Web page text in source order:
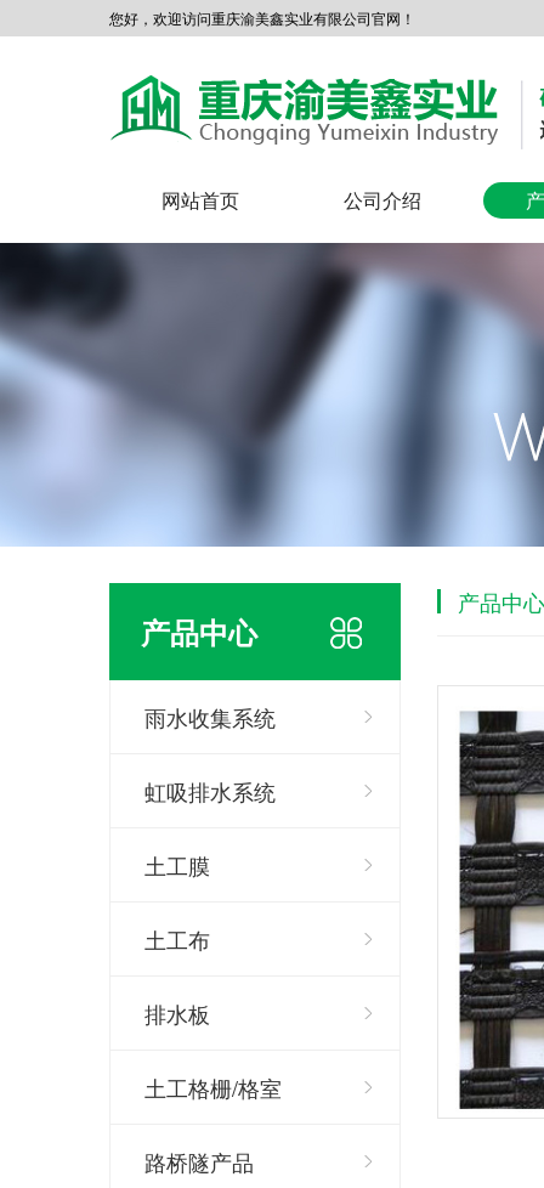
您好，欢迎访问重庆渝美鑫实业有限公司官网！
网站首页 公司介绍
产品中心
雨水收集系统
虹吸排水系统
土工膜
土工布
排水板
土工格栅/格室
路桥隧产品
产品中心